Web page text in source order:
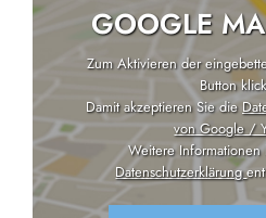
GOOGLE
Zum Aktivieren der
Button
Damit akzeptieren Sie die
von Google /
Weitere
Datenschutzerklärung